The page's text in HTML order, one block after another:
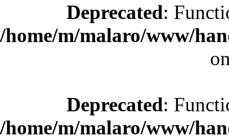
Deprecated:
/home/m/malaro/www/
Deprecated:
/home/m/malaro/www/